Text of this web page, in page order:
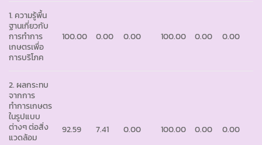
1. ความรู้พื้น
ฐานเกี่ยวกับ
การทำการ
เกษตรเพื่อ
การบริโภค
100.00 0.00 0.00 100.00 0.00 0.00
2. ผลกระทบ
จากการ
ทำการเกษตร
ในรูปแบบ
ต่างๆ ต่อสิ่ง
แวดล้อม
92.59 7.41 0.00 100.00 0.00 0.00